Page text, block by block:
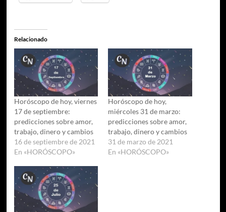
Relacionado
Horóscopo de hoy, viernes
17 de septiembre:
predicciones sobre amor,
trabajo, dinero y cambios
16 de septiembre de 2021
En «HORÓSCOPO»
Horóscopo de hoy,
miércoles 31 de marzo:
predicciones sobre amor,
trabajo, dinero y cambios
31 de marzo de 2021
En «HORÓSCOPO»